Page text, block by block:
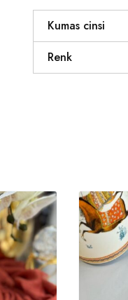
Kumas cinsi
Renk